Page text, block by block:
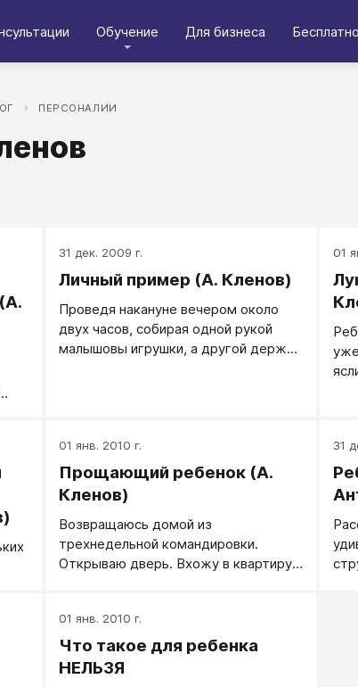
Обучение Для бизнеса Бесплатно
ПЕРСОНАЛИИ
31 дек. 2009 г.
Личный пример (А. Кленов)
Проведя накануне вечером около
двух часов, собирая одной рукой
малышовы игрушки, а другой держа
интереса к порядку. В гостиной
опять негде было ногу поставить, а
ведь вчера вечером пол был чист...
01
01 янв. 2010 г.
Прощающий ребенок (А.
Кленов)
Возвращаюсь домой из
трехнедельной командировки.
Открываю дверь. Вхожу в квартиру,
пятнадцатимесячный ребенок.
31
01 янв. 2010 г.
Что такое для ребенка
НЕЛЬЗЯ